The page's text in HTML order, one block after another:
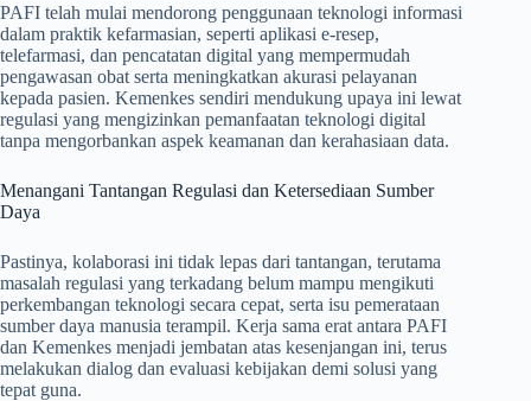
PAFI telah mulai mendorong penggunaan teknologi informasi
dalam praktik kefarmasian, seperti aplikasi e-resep,
telefarmasi, dan pencatatan digital yang mempermudah
pengawasan obat serta meningkatkan akurasi pelayanan
kepada pasien. Kemenkes sendiri mendukung upaya ini lewat
regulasi yang mengizinkan pemanfaatan teknologi digital
tanpa mengorbankan aspek keamanan dan kerahasiaan data.
Menangani Tantangan Regulasi dan Ketersediaan Sumber
Daya
Pastinya, kolaborasi ini tidak lepas dari tantangan, terutama
masalah regulasi yang terkadang belum mampu mengikuti
perkembangan teknologi secara cepat, serta isu pemerataan
sumber daya manusia terampil. Kerja sama erat antara PAFI
dan Kemenkes menjadi jembatan atas kesenjangan ini, terus
melakukan dialog dan evaluasi kebijakan demi solusi yang
tepat guna.